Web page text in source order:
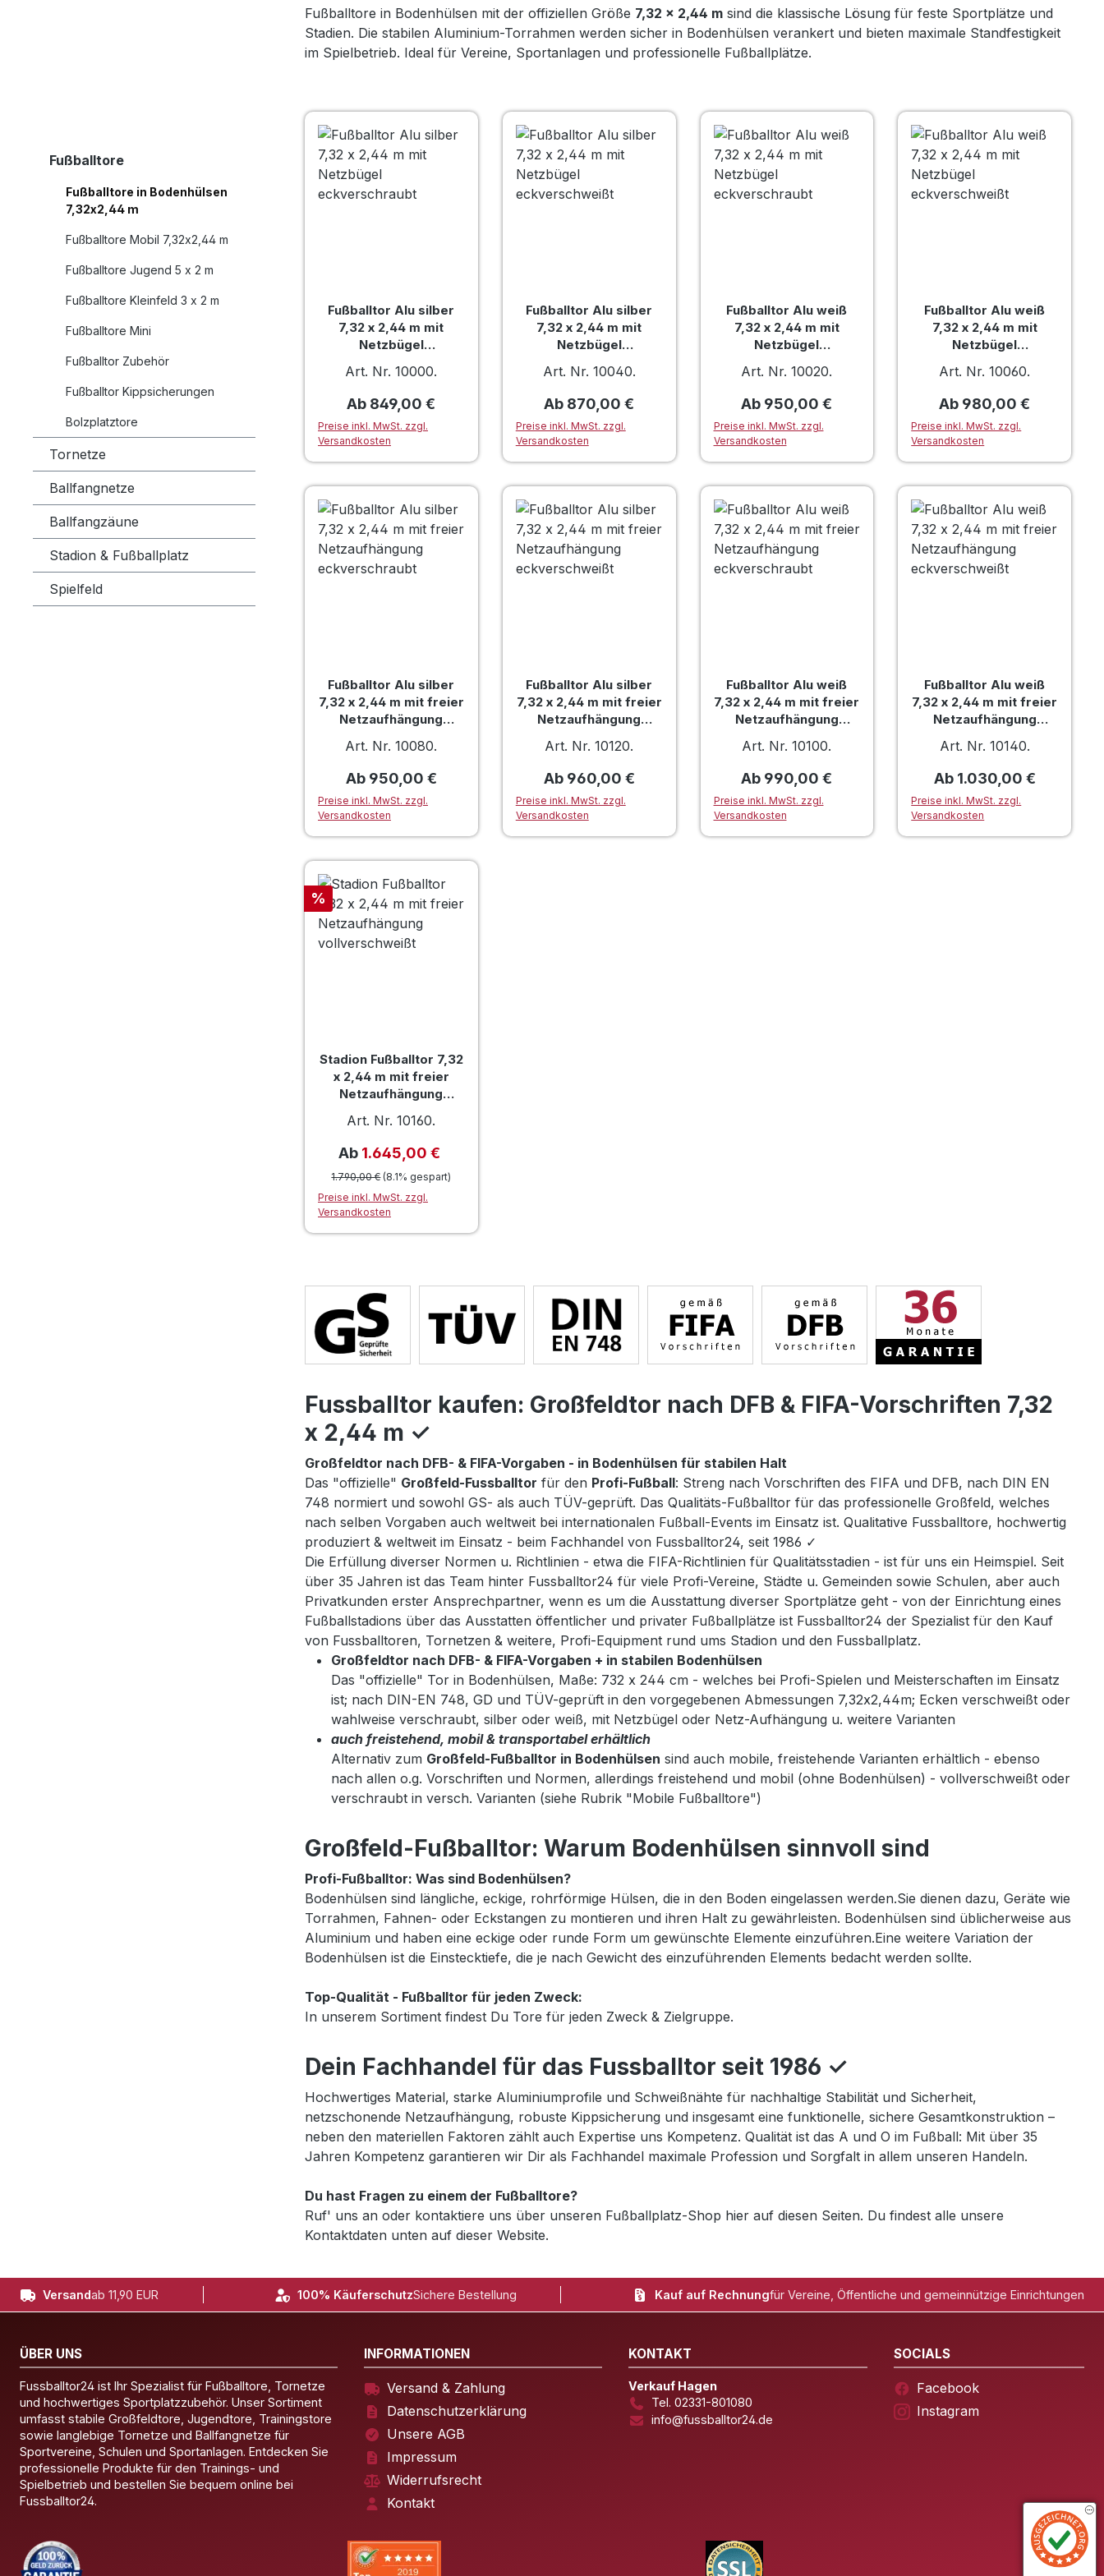
Fußballtore
Fußballtore in Bodenhülsen
7,32x2,44 m
Fußballtore Mobil 7,32x2,44 m
Fußballtore Jugend 5 x 2 m
Fußballtore Kleinfeld 3 x 2 m
Fußballtore Mini
Fußballtor Zubehör
Fußballtor Kippsicherungen
Bolzplatztore
Tornetze
Ballfangnetze
Ballfangzäune
Stadion & Fußballplatz
Spielfeld
Fußballtore in Bodenhülsen mit der offiziellen Größe 7,32 × 2,44 m sind die klassische Lösung für feste Sportplätze und
Stadien. Die stabilen Aluminium-Torrahmen werden sicher in Bodenhülsen verankert und bieten maximale Standfestigkeit
im Spielbetrieb. Ideal für Vereine, Sportanlagen und professionelle Fußballplätze.
Fußballtor Alu silber
7,32 x 2,44 m mit
Netzbügel
Art. Nr. 10000.
Regulärer Preis:
Ab 849,00 €
Preise inkl. MwSt. zzgl.
Versandkosten
Fußballtor Alu silber
7,32 x 2,44 m mit
Netzbügel
Art. Nr. 10040.
Regulärer Preis:
Ab 870,00 €
Preise inkl. MwSt. zzgl.
Versandkosten
Fußballtor Alu weiß
7,32 x 2,44 m mit
Netzbügel
Art. Nr. 10020.
Regulärer Preis:
Ab 950,00 €
Preise inkl. MwSt. zzgl.
Versandkosten
Fußballtor Alu weiß
7,32 x 2,44 m mit
Netzbügel
Art. Nr. 10060.
Regulärer Preis:
Ab 980,00 €
Preise inkl. MwSt. zzgl.
Versandkosten
Fußballtor Alu silber
7,32 x 2,44 m mit freier
Netzaufhängung
Art. Nr. 10080.
Regulärer Preis:
Ab 950,00 €
Preise inkl. MwSt. zzgl.
Versandkosten
Fußballtor Alu silber
7,32 x 2,44 m mit freier
Netzaufhängung
Art. Nr. 10120.
Regulärer Preis:
Ab 960,00 €
Preise inkl. MwSt. zzgl.
Versandkosten
Fußballtor Alu weiß
7,32 x 2,44 m mit freier
Netzaufhängung
Art. Nr. 10100.
Regulärer Preis:
Ab 990,00 €
Preise inkl. MwSt. zzgl.
Versandkosten
Fußballtor Alu weiß
7,32 x 2,44 m mit freier
Netzaufhängung
Art. Nr. 10140.
Regulärer Preis:
Ab 1.030,00 €
Preise inkl. MwSt. zzgl.
Versandkosten
Rabatt
%
Stadion Fußballtor 7,32
x 2,44 m mit freier
Netzaufhängung
Art. Nr. 10160.
Verkaufspreis:
Ab 1.645,00 €
1.790,00 € (8.1% gespart)
Preise inkl. MwSt. zzgl.
Versandkosten
Fussballtor kaufen: Großfeldtor nach DFB & FIFA-Vorschriften 7,32
x 2,44 m ✓
Großfeldtor nach DFB- & FIFA-Vorgaben - in Bodenhülsen für stabilen Halt
Das "offizielle" Großfeld-Fussballtor für den Profi-Fußball: Streng nach Vorschriften des FIFA und DFB, nach DIN EN
748 normiert und sowohl GS- als auch TÜV-geprüft. Das Qualitäts-Fußballtor für das professionelle Großfeld, welches
nach selben Vorgaben auch weltweit bei internationalen Fußball-Events im Einsatz ist. Qualitative Fussballtore, hochwertig
produziert & weltweit im Einsatz - beim Fachhandel von Fussballtor24, seit 1986 ✓
Die Erfüllung diverser Normen u. Richtlinien - etwa die FIFA-Richtlinien für Qualitätsstadien - ist für uns ein Heimspiel. Seit
über 35 Jahren ist das Team hinter Fussballtor24 für viele Profi-Vereine, Städte u. Gemeinden sowie Schulen, aber auch
Privatkunden erster Ansprechpartner, wenn es um die Ausstattung diverser Sportplätze geht - von der Einrichtung eines
Fußballstadions über das Ausstatten öffentlicher und privater Fußballplätze ist Fussballtor24 der Spezialist für den Kauf
von Fussballtoren, Tornetzen & weitere, Profi-Equipment rund ums Stadion und den Fussballplatz.
Großfeldtor nach DFB- & FIFA-Vorgaben + in stabilen Bodenhülsen
Das "offizielle" Tor in Bodenhülsen, Maße: 732 x 244 cm - welches bei Profi-Spielen und Meisterschaften im Einsatz
ist; nach DIN-EN 748, GD und TÜV-geprüft in den vorgegebenen Abmessungen 7,32x2,44m; Ecken verschweißt oder
wahlweise verschraubt, silber oder weiß, mit Netzbügel oder Netz-Aufhängung u. weitere Varianten
auch freistehend, mobil & transportabel erhältlich
Alternativ zum Großfeld-Fußballtor in Bodenhülsen sind auch mobile, freistehende Varianten erhältlich - ebenso
nach allen o.g. Vorschriften und Normen, allerdings freistehend und mobil (ohne Bodenhülsen) - vollverschweißt oder
verschraubt in versch. Varianten (siehe Rubrik "Mobile Fußballtore")
Großfeld-Fußballtor: Warum Bodenhülsen sinnvoll sind
Profi-Fußballtor: Was sind Bodenhülsen?
Bodenhülsen sind längliche, eckige, rohrförmige Hülsen, die in den Boden eingelassen werden.Sie dienen dazu, Geräte wie
Torrahmen, Fahnen- oder Eckstangen zu montieren und ihren Halt zu gewährleisten. Bodenhülsen sind üblicherweise aus
Aluminium und haben eine eckige oder runde Form um gewünschte Elemente einzuführen.Eine weitere Variation der
Bodenhülsen ist die Einstecktiefe, die je nach Gewicht des einzuführenden Elements bedacht werden sollte.
Top-Qualität - Fußballtor für jeden Zweck:
In unserem Sortiment findest Du Tore für jeden Zweck & Zielgruppe.
Dein Fachhandel für das Fussballtor seit 1986 ✓
Hochwertiges Material, starke Aluminiumprofile und Schweißnähte für nachhaltige Stabilität und Sicherheit,
netzschonende Netzaufhängung, robuste Kippsicherung und insgesamt eine funktionelle, sichere Gesamtkonstruktion –
neben den materiellen Faktoren zählt auch Expertise uns Kompetenz. Qualität ist das A und O im Fußball: Mit über 35
Jahren Kompetenz garantieren wir Dir als Fachhandel maximale Profession und Sorgfalt in allem unseren Handeln.
Du hast Fragen zu einem der Fußballtore?
Ruf' uns an oder kontaktiere uns über unseren Fußballplatz-Shop hier auf diesen Seiten. Du findest alle unsere
Kontaktdaten unten auf dieser Website.
Versandab 11,90 EUR 100% KäuferschutzSichere Bestellung Kauf auf Rechnungfür Vereine, Öffentliche und gemeinnützige Einrichtungen
ÜBER UNS
Fussballtor24 ist Ihr Spezialist für Fußballtore, Tornetze
und hochwertiges Sportplatzzubehör. Unser Sortiment
umfasst stabile Großfeldtore, Jugendtore, Trainingstore
sowie langlebige Tornetze und Ballfangnetze für
Sportvereine, Schulen und Sportanlagen. Entdecken Sie
professionelle Produkte für den Trainings- und
Spielbetrieb und bestellen Sie bequem online bei
Fussballtor24.
INFORMATIONEN
Versand & Zahlung
Datenschutzerklärung
Unsere AGB
Impressum
Widerrufsrecht
Kontakt
KONTAKT
Verkauf Hagen
Tel. 02331-801080
info@fussballtor24.de
SOCIALS
Facebook
Instagram